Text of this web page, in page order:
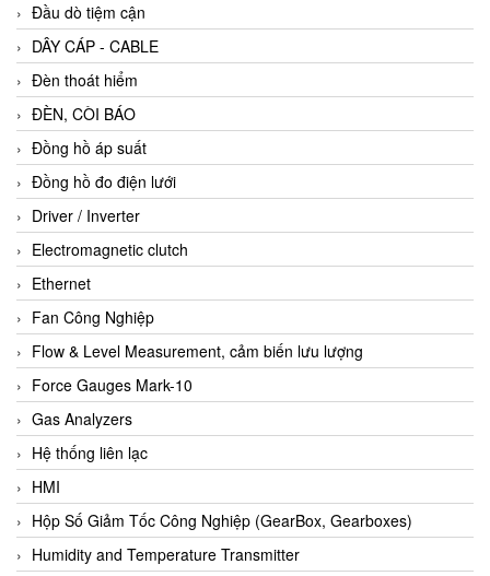
Đầu dò tiệm cận
DÂY CÁP - CABLE
Đèn thoát hiểm
ĐÈN, CÒI BÁO
Đồng hồ áp suất
Đồng hồ đo điện lưới
Driver / Inverter
Electromagnetic clutch
Ethernet
Fan Công Nghiệp
Flow & Level Measurement, cảm biến lưu lượng
Force Gauges Mark-10
Gas Analyzers
Hệ thống liên lạc
HMI
Hộp Số Giảm Tốc Công Nghiệp (GearBox, Gearboxes)
Humidity and Temperature Transmitter